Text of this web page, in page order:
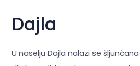
Dajla
U naselju Dajla nalazi se